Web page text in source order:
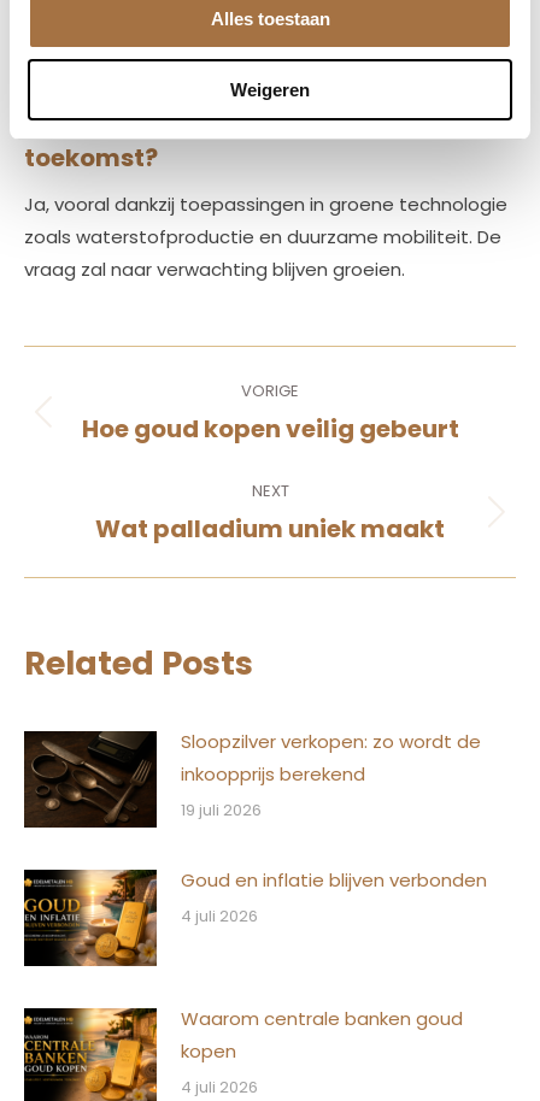
Alles toestaan
Weigeren
Kies voor erkende aanbieders die werken met LBMA-
gekeurde baren en officiële munten. Controleer
5. Wordt platina belangrijker in de
toekomst?
Ja, vooral dankzij toepassingen in groene technologie
zoals waterstofproductie en duurzame mobiliteit. De
vraag zal naar verwachting blijven groeien.
navigation
VORIGE
Vorige
Hoe goud kopen veilig gebeurt
NEXT
Volgende
Wat palladium uniek maakt
Related Posts
Sloopzilver verkopen: zo wordt de
inkoopprijs berekend
19 juli 2026
Goud en inflatie blijven verbonden
4 juli 2026
Waarom centrale banken goud
kopen
4 juli 2026